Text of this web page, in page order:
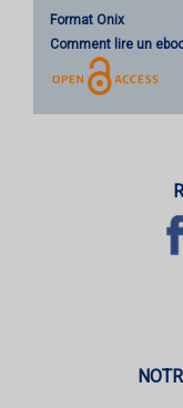
Format Onix
Comment lire un